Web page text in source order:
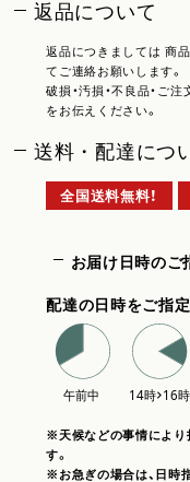
返品について
返品につきましては 商
てご連絡お願いします。
破損・汚損・不良品・ご
をお伝えください。
送料・配達につ
全国送料無料！
お届け日時のご
配達の日時をご指定
※天候などの事情により
す。
※お急ぎの場合は、日時